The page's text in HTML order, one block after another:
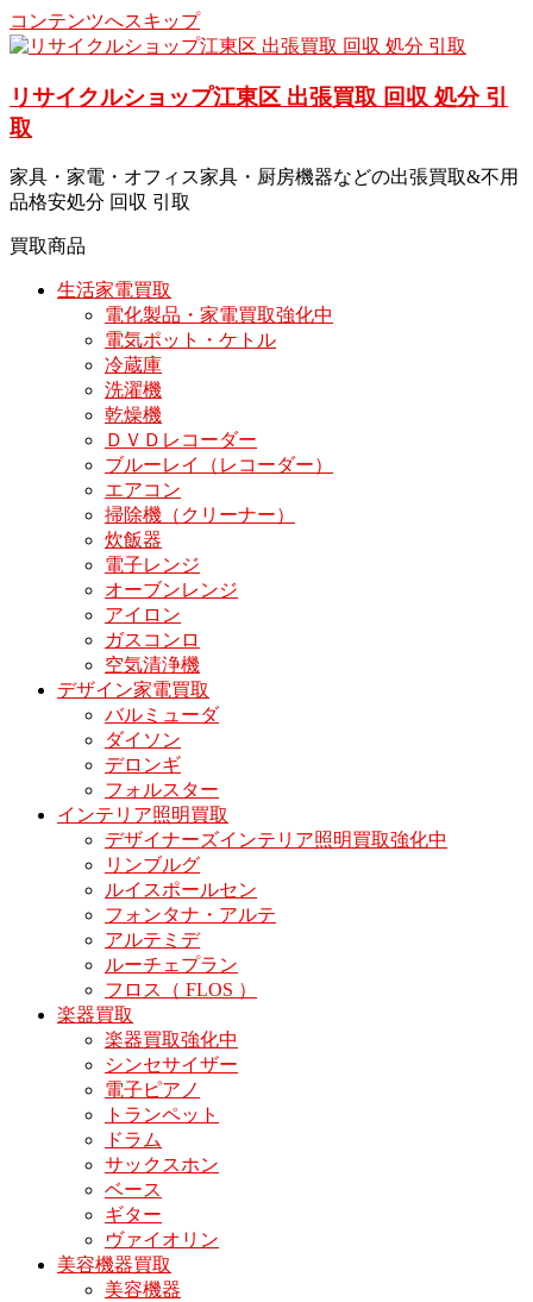
コンテンツへスキップ
リサイクルショップ江東区 出張買取 回収 処分 引
取
家具・家電・オフィス家具・厨房機器などの出張買取&不用
品格安処分 回収 引取
買取商品
生活家電買取
電化製品・家電買取強化中
電気ポット・ケトル
冷蔵庫
洗濯機
乾燥機
ＤＶＤレコーダー
ブルーレイ（レコーダー）
エアコン
掃除機（クリーナー）
炊飯器
電子レンジ
オーブンレンジ
アイロン
ガスコンロ
空気清浄機
デザイン家電買取
バルミューダ
ダイソン
デロンギ
フォルスター
インテリア照明買取
デザイナーズインテリア照明買取強化中
リンブルグ
ルイスポールセン
フォンタナ・アルテ
アルテミデ
ルーチェプラン
フロス（ FLOS ）
楽器買取
楽器買取強化中
シンセサイザー
電子ピアノ
トランペット
ドラム
サックスホン
ベース
ギター
ヴァイオリン
美容機器買取
美容機器